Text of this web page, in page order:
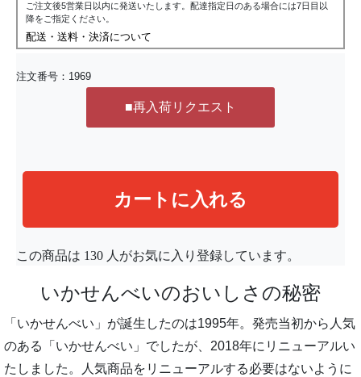
ご注文後5営業日以内に発送いたします。配達指定日のある場合には7日目以
降をご指定ください。
配送・送料・決済について
注文番号： 1969
この商品は 130 人がお気に入り登録しています。
いかせんべいのおいしさの秘密
「いかせんべい」が誕生したのは1995年。発売当初から人気
のある「いかせんべい」でしたが、2018年にリニューアルい
たしました。人気商品をリニューアルする必要はないように